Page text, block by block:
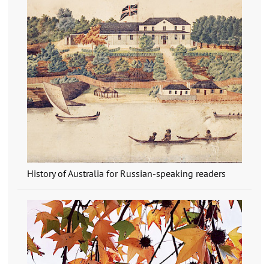
History of Australia for Russian-speaking readers